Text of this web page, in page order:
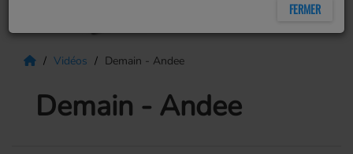
Vidéos Demain - Andee
Demain - Andee
FERMER